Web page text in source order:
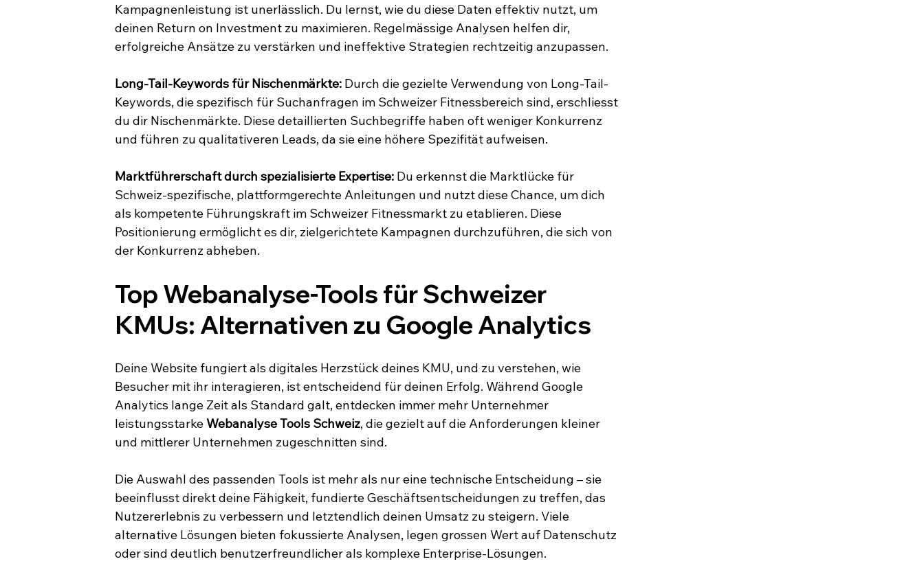
Kampagnenleistung ist unerlässlich. Du lernst, wie du diese Daten effektiv nutzt, um
deinen Return on Investment zu maximieren. Regelmässige Analysen helfen dir,
erfolgreiche Ansätze zu verstärken und ineffektive Strategien rechtzeitig anzupassen.
Long-Tail-Keywords für Nischenmärkte: Durch die gezielte Verwendung von Long-Tail-
Keywords, die spezifisch für Suchanfragen im Schweizer Fitnessbereich sind, erschliesst
du dir Nischenmärkte. Diese detaillierten Suchbegriffe haben oft weniger Konkurrenz
und führen zu qualitativeren Leads, da sie eine höhere Spezifität aufweisen.
Marktführerschaft durch spezialisierte Expertise: Du erkennst die Marktlücke für
Schweiz-spezifische, plattformgerechte Anleitungen und nutzt diese Chance, um dich
als kompetente Führungskraft im Schweizer Fitnessmarkt zu etablieren. Diese
Positionierung ermöglicht es dir, zielgerichtete Kampagnen durchzuführen, die sich von
der Konkurrenz abheben.
Top Webanalyse-Tools für Schweizer
KMUs: Alternativen zu Google Analytics
Deine Website fungiert als digitales Herzstück deines KMU, und zu verstehen, wie
Besucher mit ihr interagieren, ist entscheidend für deinen Erfolg. Während Google
Analytics lange Zeit als Standard galt, entdecken immer mehr Unternehmer
leistungsstarke Webanalyse Tools Schweiz, die gezielt auf die Anforderungen kleiner
und mittlerer Unternehmen zugeschnitten sind.
Die Auswahl des passenden Tools ist mehr als nur eine technische Entscheidung – sie
beeinflusst direkt deine Fähigkeit, fundierte Geschäftsentscheidungen zu treffen, das
Nutzererlebnis zu verbessern und letztendlich deinen Umsatz zu steigern. Viele
alternative Lösungen bieten fokussierte Analysen, legen grossen Wert auf Datenschutz
oder sind deutlich benutzerfreundlicher als komplexe Enterprise-Lösungen.